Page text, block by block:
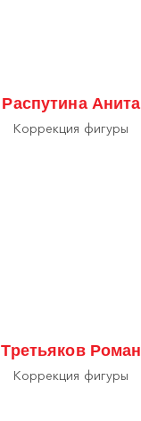
Распутина Анита
Коррекция фигуры
Третьяков Роман
Коррекция фигуры